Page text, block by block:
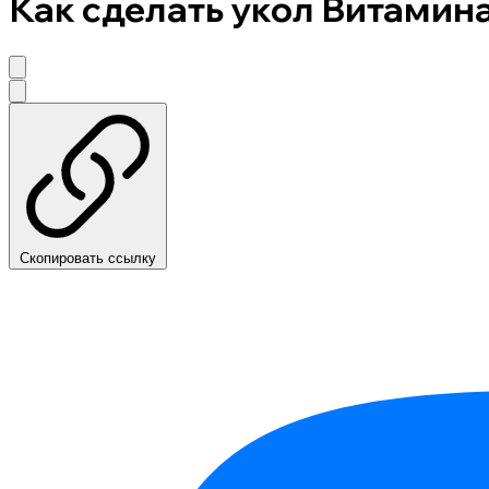
Как сделать укол
Скопировать ссылку